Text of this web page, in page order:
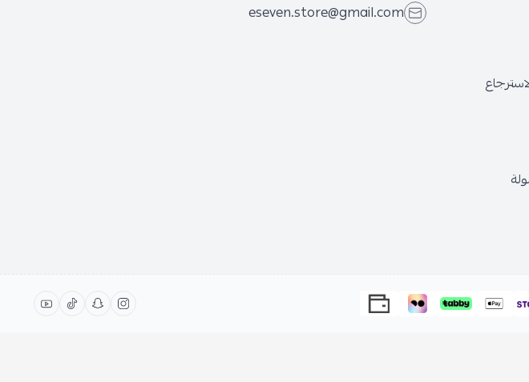
eseven.store@gmail.com